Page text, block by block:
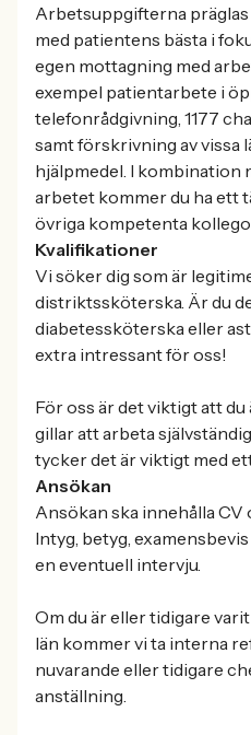
Arbetsuppgifterna
med patientens bästa i
egen mottagning med
exempel patientarbete i
telefonrådgivning, 1177
samt förskrivning av vissa
hjälpmedel. I kombination
arbetet kommer du ha ett
övriga kompetenta
Kvalifikationer
Vi söker dig som är
distriktssköterska. Är du
diabetessköterska eller
extra intressant för oss!
För oss är det viktigt att
gillar att arbeta
tycker det är viktigt med
Ansökan
Ansökan ska innehålla
Intyg, betyg,
en eventuell intervju.
Om du är eller tidigare
län kommer vi ta interna
nuvarande eller tidigare
anställning.